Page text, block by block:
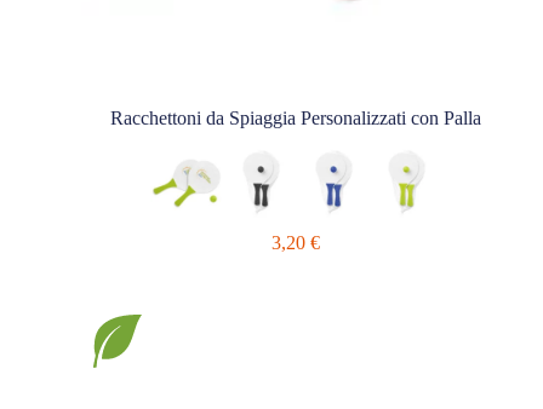
Racchettoni da Spiaggia Personalizzati con Palla
3,20 €